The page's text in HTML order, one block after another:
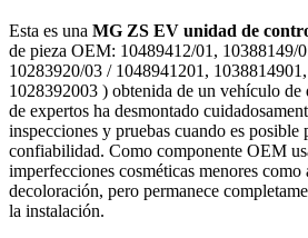
Esta es una MG ZS EV unidad de
de pieza OEM: 10489412/01, 10388149/
10283920/03 / 1048941201,
1028392003 ) obtenida de un vehículo de
de expertos ha desmontado
inspecciones y pruebas cuando es posible
confiabilidad. Como componente OEM
imperfecciones cosméticas menores como
decoloración, pero permanece
la instalación.